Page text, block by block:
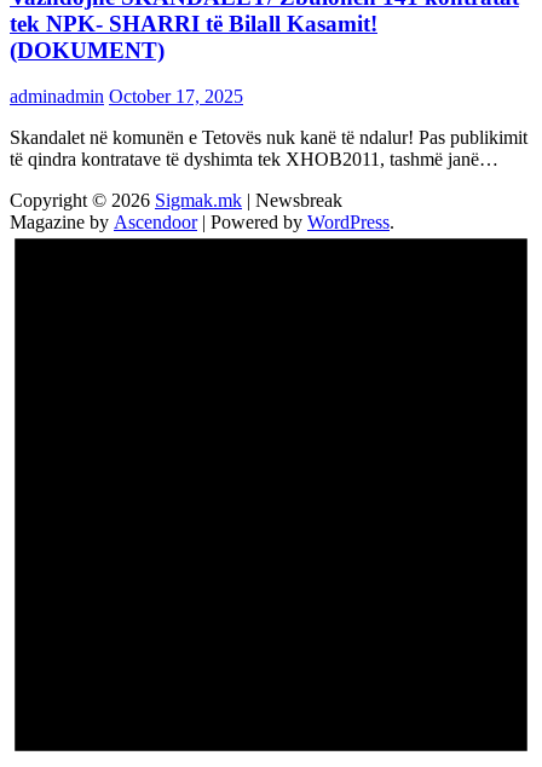
tek NPK- SHARRI të Bilall Kasamit!
(DOKUMENT)
adminadmin October 17, 2025
Skandalet në komunën e Tetovës nuk kanë të ndalur! Pas publikimit
të qindra kontratave të dyshimta tek XHOB2011, tashmë janë…
Copyright © 2026 Sigmak.mk | Newsbreak
Magazine by Ascendoor| Powered by WordPress.